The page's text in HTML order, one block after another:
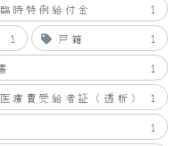
臨時特例給付金
1
1 戸籍
1
1
療費受給者証（透析）
1
1